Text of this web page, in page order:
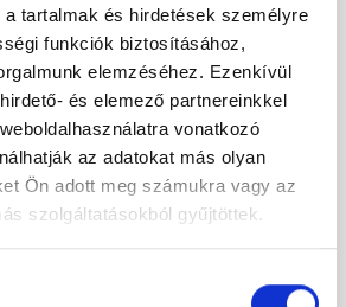
tartalmak és hirdetések személyre
funkciók biztosításához,
elemzéséhez. Ezenkívül
és elemező partnereinkkel
vonatkozó
az adatokat más olyan
Ön adott meg számukra vagy az
szolgáltatásokból gyűjtöttek.